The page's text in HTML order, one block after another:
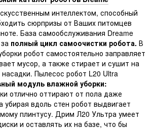
интеллектом, способный
сюрпризы от Ваших питомцев
База самообслуживания Dreame
полный цикл самоочистки робота. В
робот самостоятельно заправляет
мусор, а также стирает и сушит на
Пылесос робот L20 Ultra
модуль влажной уборки:
отлично оттирают от пола даже
убирая вдоль стен робот выдвигает
плинтусу. Дрим Л20 Ультра умеет
и оставлять их на базе, что бы